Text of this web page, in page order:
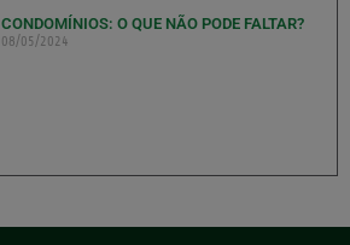
CONDOMÍNIOS: O QUE NÃO PODE FALTAR?
08/05/2024